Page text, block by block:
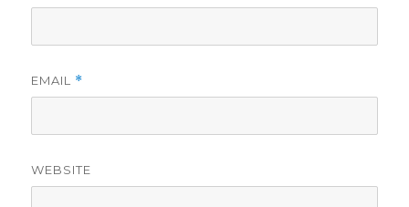
EMAIL *
WEBSITE